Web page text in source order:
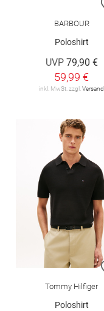
BARBOUR
Poloshirt
UVP 79,90 €
59,99 €
inkl. MwSt. zzgl. Versand
Tommy Hilfiger
Poloshirt